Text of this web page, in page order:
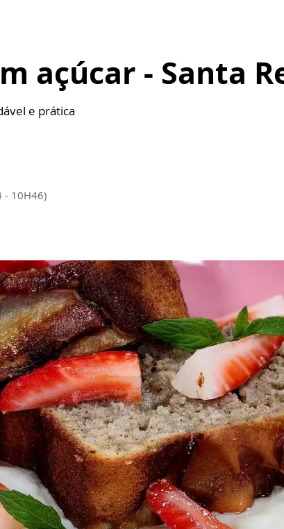
açúcar - Santa
e prática
- 10H46)